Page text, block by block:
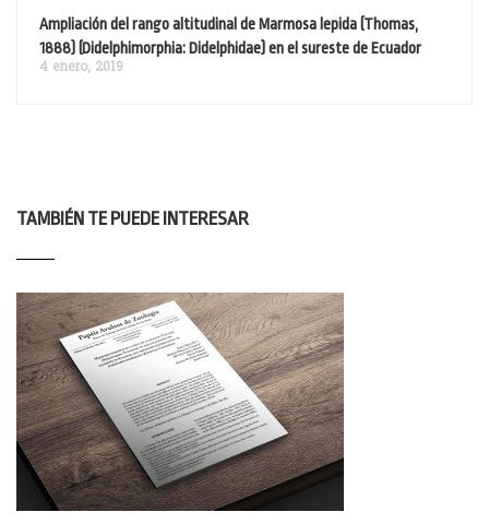
Ampliación del rango altitudinal de Marmosa lepida (Thomas,
1888) (Didelphimorphia: Didelphidae) en el sureste de Ecuador
4 enero, 2019
TAMBIÉN TE PUEDE INTERESAR